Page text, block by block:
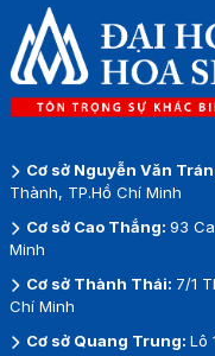
Cơ sở Nguyễn Văn
Thành, TP.Hồ Chí Minh
Cơ sở Cao Thắng: 93
Minh
Cơ sở Thành Thái: 7/1
Chí Minh
Cơ sở Quang Trung: Lô